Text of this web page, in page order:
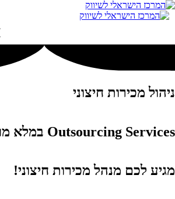
ניהול מכירות חיצוני
Outsourcing Services במלא מובן המילה
מגיע לכם מנהל מכירות חיצוני!